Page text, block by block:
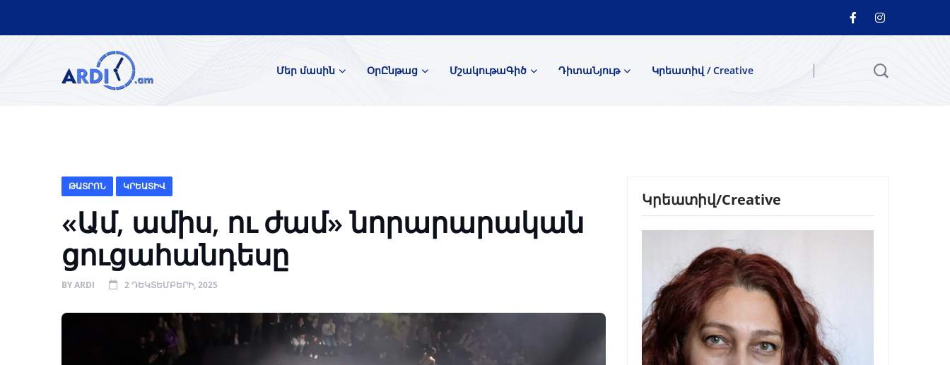
Մեր մասին ՕրԸնթաց ՄշակութաԳիծ ԴիտաՆյութ Կրեատիվ / Creative
ԹԱՏՐՈՆ ԿՐԵԱՏԻՎ
«Ամ, ամիս, ու ժամ» նորարարական
ցուցահանդեսը
BYARDI 2 ԴԵԿՏԵՄԲԵՐԻ, 2025
Կրեատիվ/Creative